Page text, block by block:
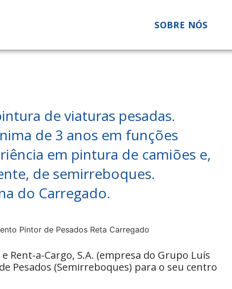
SOBRE NÓS
de viaturas pesadas.
de 3 anos em funções
em pintura de camiões e,
de semirreboques.
do Carregado.
e Rent-a-Cargo, S.A. (empresa do Grupo Luís
Pesados (Semirreboques) para o seu centro